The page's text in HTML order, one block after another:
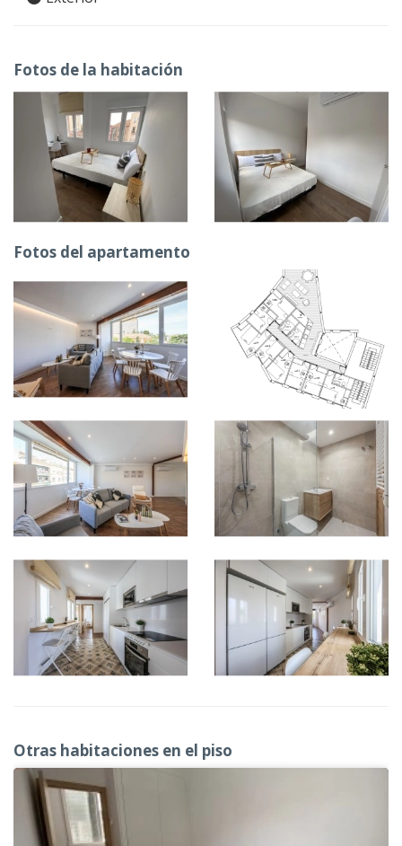
Fotos de la habitación
Fotos del apartamento
Otras habitaciones en el piso